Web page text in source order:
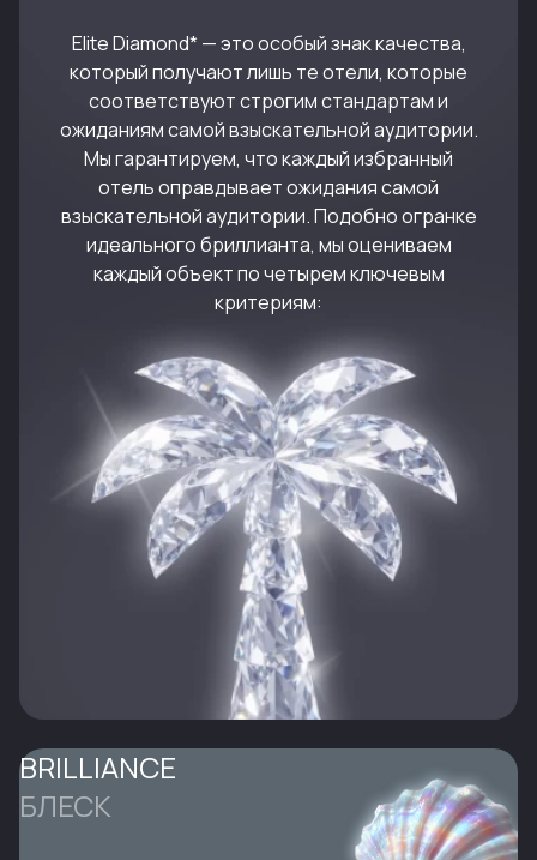
Elite Diamond* — это особый знак качества,
который получают лишь те отели, которые
соответствуют строгим стандартам и
ожиданиям самой взыскательной аудитории.
Мы гарантируем, что каждый избранный
отель оправдывает ожидания самой
взыскательной аудитории. Подобно огранке
идеального бриллианта, мы оцениваем
каждый объект по четырем ключевым
критериям:
BRILLIANCE
БЛЕСК